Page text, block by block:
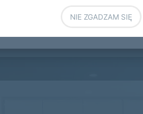
NIE ZGADZAM SIĘ